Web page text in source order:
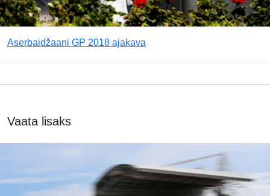
Aserbaidžaani GP 2018 ajakava
Vaata lisaks